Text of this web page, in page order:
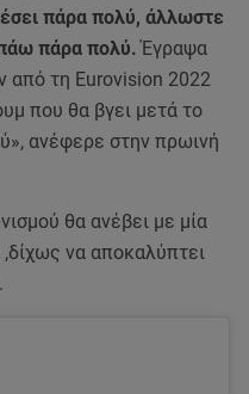
πάρα πολύ, άλλωστε
πάρα πολύ.Έγραψα
από τη Eurovision 2022
που θα βγει μετά το
ανέφερε στην πρωινή
θα ανέβει με μία
να αποκαλύπτει